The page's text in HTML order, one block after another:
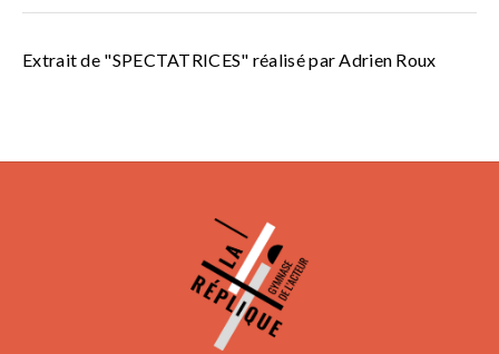
Extrait de "SPECTATRICES" réalisé par Adrien Roux